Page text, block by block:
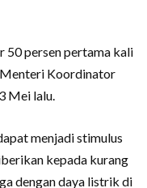
50 persen pertama kali
Koordinator
Mei lalu.
menjadi stimulus
kepada kurang
dengan daya listrik di